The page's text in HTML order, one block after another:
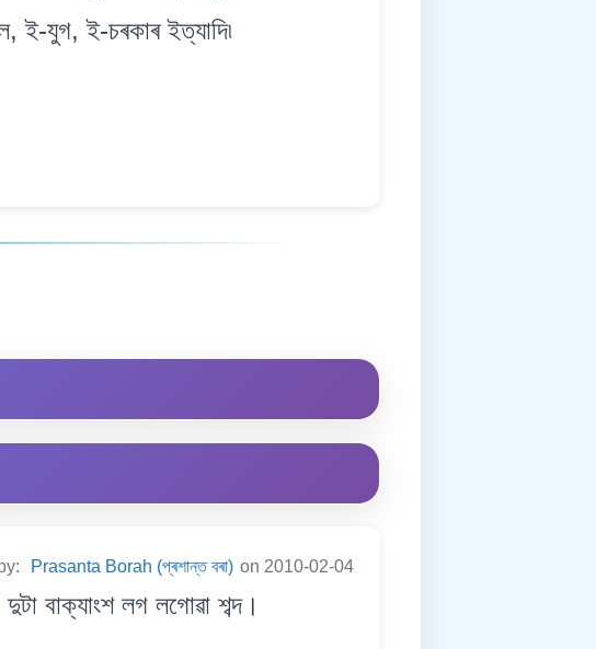
ই-যুগ, ই-চৰকাৰ ইত্যাদি৷
Prasanta Borah (প্ৰশান্ত বৰা) on 2010-02-04
লগ লগোৱা শব্দ।